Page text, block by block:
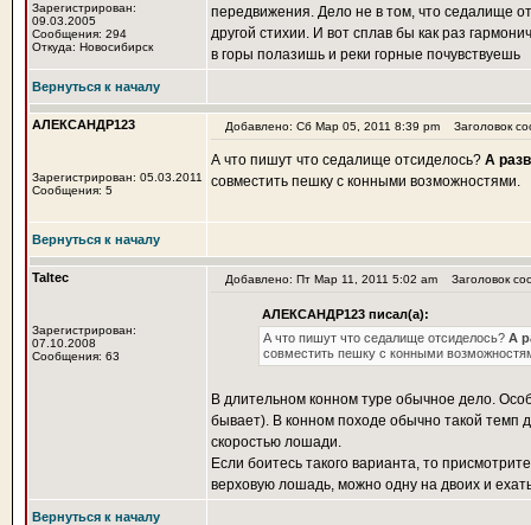
Зарегистрирован:
09.03.2005
Сообщения: 294
Откуда: Новосибирск
передвижения. Дело не в том, что седалище
другой стихии. И вот сплав бы как раз
в горы полазишь и реки горные почувствуешь
Вернуться к началу
АЛЕКСАНДР123
Зарегистрирован: 05.03.2011
Сообщения: 5
Добавлено: Сб Мар 05, 2011 8:39 pm Заголовок
А что пишут что седалище отсиделось? А
совместить пешку с конными возможностями.
Вернуться к началу
Taltec
Зарегистрирован:
07.10.2008
Сообщения: 63
Добавлено: Пт Мар 11, 2011 5:02 am Заголовок
АЛЕКСАНДР123 писал(а):
А что пишут что седалище отсиделось? А
совместить пешку с конными
В длительном конном туре обычное дело.
бывает). В конном походе обычно такой темп
скоростью лошади.
Если боитесь такого варианта, то
верховую лошадь, можно одну на двоих и
Вернуться к началу